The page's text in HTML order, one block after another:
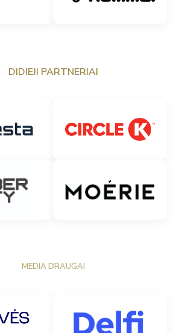
DIDIEJI PARTNERIAI
MEDIA DRAUGAI